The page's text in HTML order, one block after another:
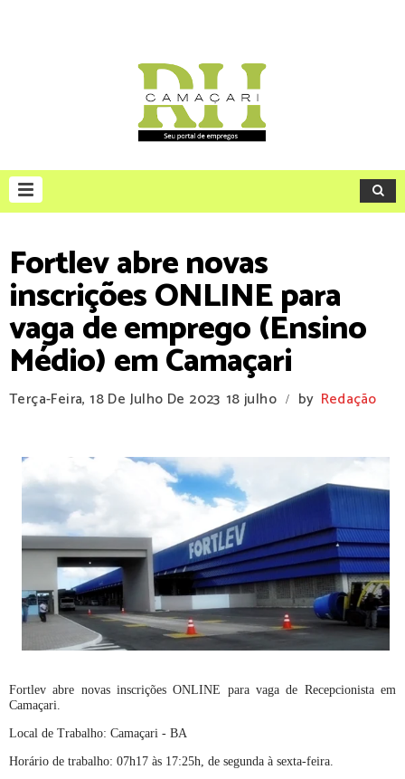
Fortlev abre novas
inscrições ONLINE para
vaga de emprego (Ensino
Médio) em Camaçari
Terça-Feira, 18 De Julho De 2023 18 julho / by Redação
Fortlev abre novas inscrições ONLINE para vaga de Recepcionista em
Camaçari.
Local de Trabalho: Camaçari - BA
Horário de trabalho: 07h17 às 17:25h, de segunda à sexta-feira.